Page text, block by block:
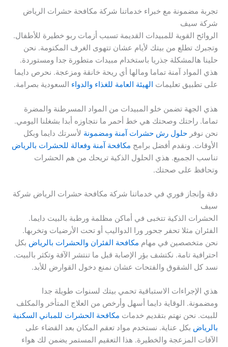
تجربة مضمونة مع خبراء خدماتنا شركة مكافحة حشرات الرياض
شركة سيف
الروائح القوية للمبيدات القديمة تسبب أزمات ربو خطيرة للأطفال.
وتجبرك تطلع من بيتك لأيام عشان تتهوى الغرف المكتومة. نحن
حلينا هالمشكلة جذريا باستخدام مبيدات متطورة جدا ومستوردة.
هذي المواد آمنة تماما ومالها أي ريحة خانقة ومزعجة. نحرص دايما
على تطبيق تعليمات الهيئة العامة للغذاء والدواء السعودية بصرامة.
هذي الجهة تضمن خلو المبيدات من المواد المسرطنة والمضرة
تماما. راحتك وصحتك هي خط أحمر ما نتجاوزه أبدا بشغلنا اليومي.
نحن نوفر حلول رش حشرات آمنة ومضمونة لأسرتك دايما وبكل
الأوقات. ونقدم أفضل برامج مكافحة آمنة وفعالة للحشرات بالرياض
تناسب الجميع. هذي الحلول الذكية تريحك من هم الحشرات
وتحافظ على صحتك.
دقة وإنجاز فوري في خدماتنا شركة مكافحة حشرات الرياض شركة
سيف
الحشرات الذكية تتخبى في أماكن مظلمة ورطبة بالبيت دايما.
الفئران مثلا تحفر جحور ورا الدواليب أو تحت الأرضيات وتخربها.
نحن متخصصين في مهام مكافحة الفئران والحشرات بالرياض بكل
احترافية تامة. نكتشف بؤر الإصابة قبل ما تنتشر الآفة وتكثر بالبيت.
نسد كل الشقوق والفتحات عشان نمنع دخول القوارض للأبد.
هذي الإجراءات الاستباقية تحمي بيتك لسنوات طويلة جدا
ومضمونة. الوقاية دايما أسهل وأرخص من العلاج المتأخر والمكلف
للبيت. نحن نهتم بتقديم خدمات مكافحة الحشرات للمباني السكنية
بالرياض بكل عناية. نستخدم مواد تعقم المكان بعد القضاء على
الآفات المزعجة والخطيرة. هذا التعقيم المستمر يضمن لك هواء